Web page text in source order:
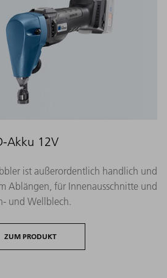
Akku 12V
ist außerordentlich handlich und
Ablängen, für Innenausschnitte und
und Wellblech.
ZUM PRODUKT